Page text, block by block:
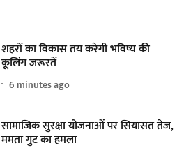
शहरों का विकास तय करेगी भविष्य की
कूलिंग जरूरतें
6 minutes ago
सामाजिक सुरक्षा योजनाओं पर सियासत तेज,
ममता गुट का हमला